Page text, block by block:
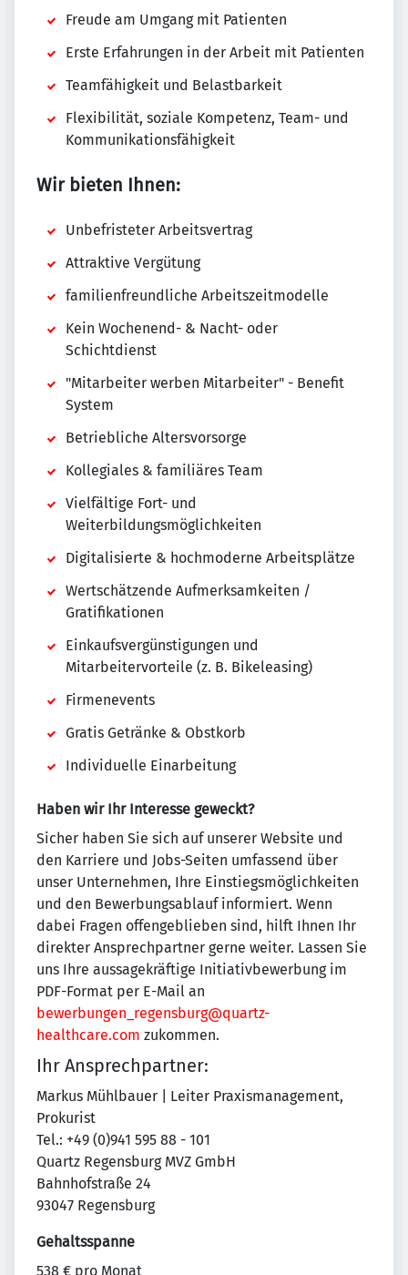
Freude am Umgang mit Patienten
Erste Erfahrungen in der Arbeit mit Patienten
Teamfähigkeit und Belastbarkeit
Flexibilität, soziale Kompetenz, Team- und
Kommunikationsfähigkeit
Wir bieten Ihnen:
Unbefristeter Arbeitsvertrag
Attraktive Vergütung
familienfreundliche Arbeitszeitmodelle
Kein Wochenend- & Nacht- oder
Schichtdienst
"Mitarbeiter werben Mitarbeiter" - Benefit
System
Betriebliche Altersvorsorge
Kollegiales & familiäres Team
Vielfältige Fort- und
Weiterbildungsmöglichkeiten
Digitalisierte & hochmoderne Arbeitsplätze
Wertschätzende Aufmerksamkeiten /
Gratifikationen
Einkaufsvergünstigungen und
Mitarbeitervorteile (z. B. Bikeleasing)
Firmenevents
Gratis Getränke & Obstkorb
Individuelle Einarbeitung
Haben wir Ihr Interesse geweckt?
Sicher haben Sie sich auf unserer Website und
den Karriere und Jobs-Seiten umfassend über
unser Unternehmen, Ihre Einstiegsmöglichkeiten
und den Bewerbungsablauf informiert. Wenn
dabei Fragen offengeblieben sind, hilft Ihnen Ihr
direkter Ansprechpartner gerne weiter. Lassen Sie
uns Ihre aussagekräftige Initiativbewerbung im
PDF-Format per E-Mail an
bewerbungen_regensburg@quartz-
healthcare.com zukommen.
Ihr Ansprechpartner:
Markus Mühlbauer | Leiter Praxismanagement,
Prokurist
Tel.: +49 (0)941 595 88 - 101
Quartz Regensburg MVZ GmbH
Bahnhofstraße 24
93047 Regensburg
Gehaltsspanne
538 € pro Monat